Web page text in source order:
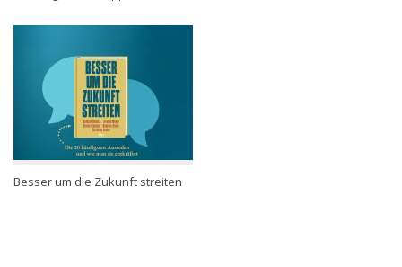
Besser um die Zukunft streiten